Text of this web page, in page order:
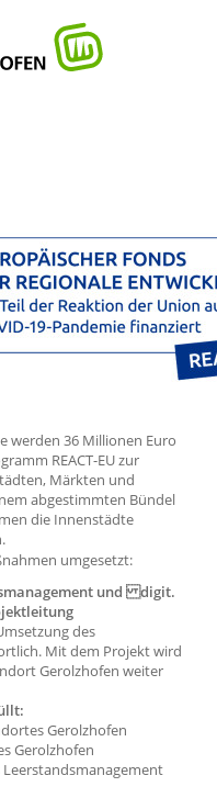
werden 36 Millionen Euro
REACT-EU zur
Märkten und
abgestimmten Bündel
die Innenstädte
umgesetzt:
und digit.
des
Mit dem Projekt wird
Gerolzhofen weiter
Gerolzhofen
Gerolzhofen